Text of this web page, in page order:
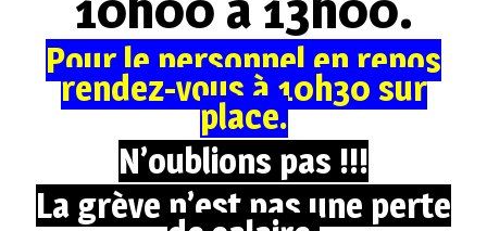
Pour le personnel en repos
rendez-vous à 10h30 sur
place.
N’oublions pas !!!
La grève n’est pas une perte